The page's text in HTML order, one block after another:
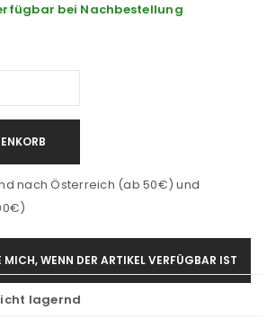
bei Nachbestellung
nach Österreich (ab 50€) und
WENN DER ARTIKEL VERFÜGBAR IST
lagernd